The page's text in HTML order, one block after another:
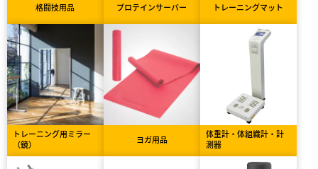
格闘技用品 プロテインサーバー トレーニングマット
トレーニング用ミラー
（鏡）
ヨガ用品
体重計・体組織計・計
測器